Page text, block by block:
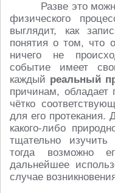
Разве это
физического
выглядит, как
понятия о том, что
ничего не
событие имеет
каждый реальный
причинам, обладает
чётко
для его протекания.
какого-либо
тщательно изучить
тогда возможно
дальнейшее
случае